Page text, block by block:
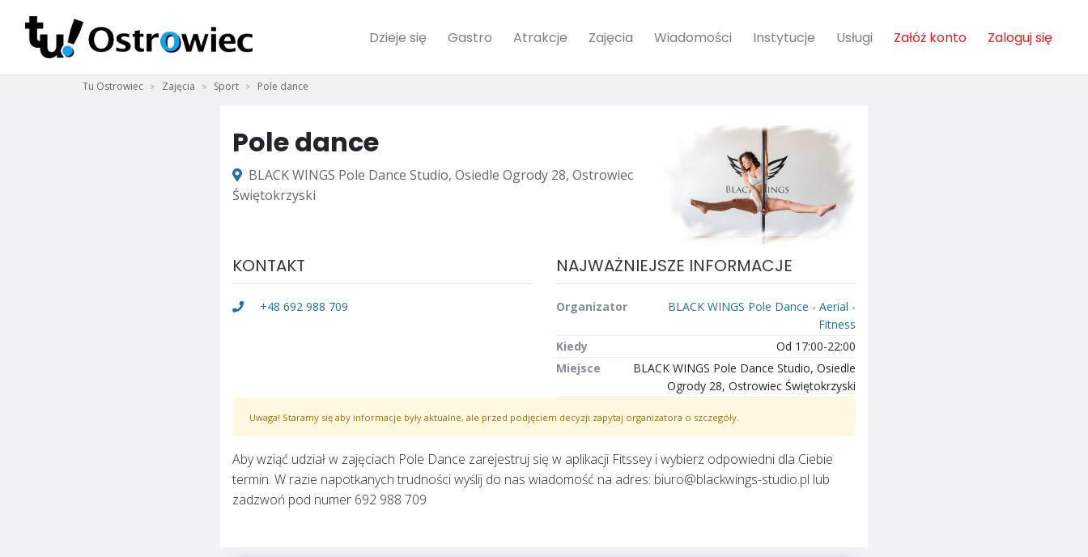
Dzieje się Gastro Atrakcje Zajęcia Wiadomości Instytucje Usługi Załóż konto Zaloguj się
Tu Ostrowiec Zajęcia Sport Pole dance
Pole dance
BLACK WINGS Pole Dance Studio, Osiedle Ogrody 28, Ostrowiec
Świętokrzyski
NAJWAŻNIEJSZE INFORMACJE
Organizator
BLACK WINGS Pole Dance - Aerial -
Fitness
Kiedy
Od 17:00-22:00
Miejsce
BLACK WINGS Pole Dance Studio, Osiedle
Ogrody 28, Ostrowiec Świętokrzyski
KONTAKT
+48 692 988 709
Uwaga! Staramy się aby informacje były aktualne, ale przed podjęciem decyzji zapytaj organizatora o szczegóły.
Aby wziąć udział w zajęciach Pole Dance zarejestruj się w aplikacji Fitssey i wybierz odpowiedni dla Ciebie
termin. W razie napotkanych trudności wyślij do nas wiadomość na adres: biuro@blackwings-studio.pl lub
zadzwoń pod numer 692 988 709